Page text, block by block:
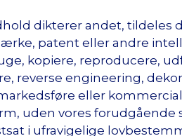
dikterer andet, tildeles
patent eller andre
kopiere, reproducere,
reverse engineering,
eller
uden vores
i ufravigelige